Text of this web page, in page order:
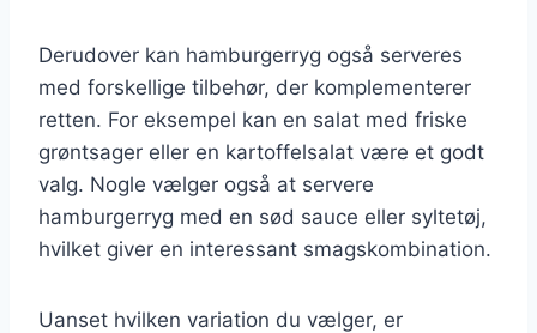
Derudover kan hamburgerryg også serveres
med forskellige tilbehør, der komplementerer
retten. For eksempel kan en salat med friske
grøntsager eller en kartoffelsalat være et godt
valg. Nogle vælger også at servere
hamburgerryg med en sød sauce eller syltetøj,
hvilket giver en interessant smagskombination.
Uanset hvilken variation du vælger, er